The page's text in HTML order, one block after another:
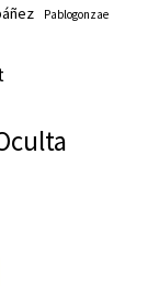
Pablogonzae